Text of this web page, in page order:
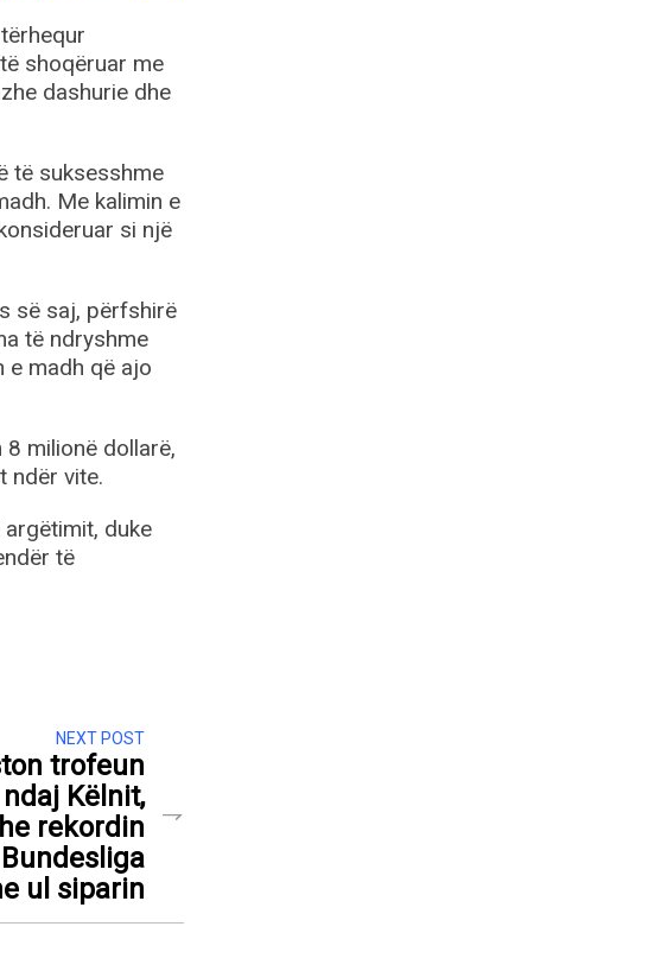
shoqëruar me
dashurie dhe
të suksesshme
Me kalimin e
si një
së saj, përfshirë
të ndryshme
e madh që ajo
milionë dollarë,
ndër vite.
duke
të
NEXT POST
trofeun
Këlnit,
rekordin
ul siparin